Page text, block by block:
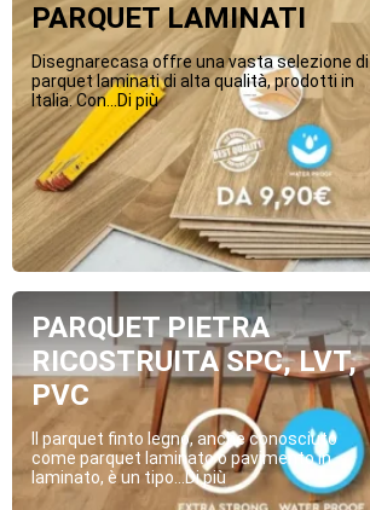
PARQUET LAMINATI
Disegnarecasa offre una vasta selezione di
parquet laminati di alta qualità, prodotti in
Italia. Con...Di più
PARQUET PIETRA
RICOSTRUITA SPC, LVT,
PVC
Il parquet finto legno, anche conosciuto
come parquet laminato o pavimento in
laminato, è un tipo...Di più